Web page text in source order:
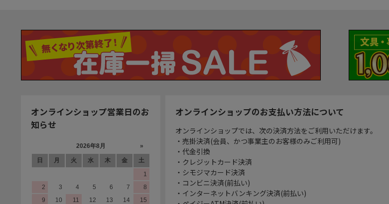
オンラインショップ営業日のお
知らせ
オンラインショップのお支払い方法について
オンラインショップでは、次の決済方法をご利用いただけます。
・売掛決済(会員、かつ事業主のお客様のみご利用可)
・代金引換
・クレジットカード決済
・シモジマカード決済
・コンビニ決済(前払い)
・インターネットバンキング決済(前払い)